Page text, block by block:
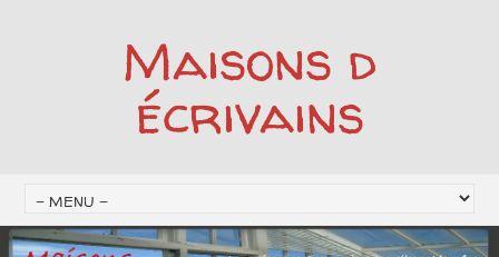
Maisons d
écrivains